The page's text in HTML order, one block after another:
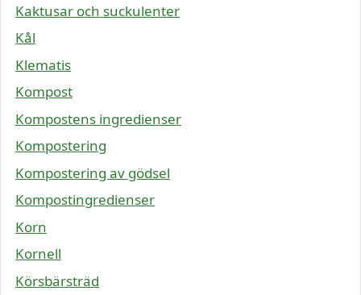
Kaktusar och suckulenter
Kål
Klematis
Kompost
Kompostens ingredienser
Kompostering
Kompostering av gödsel
Kompostingredienser
Korn
Kornell
Körsbärsträd